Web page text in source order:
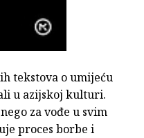
tekstova o umijeću
u azijskoj kulturi.
za vođe u svim
proces borbe i